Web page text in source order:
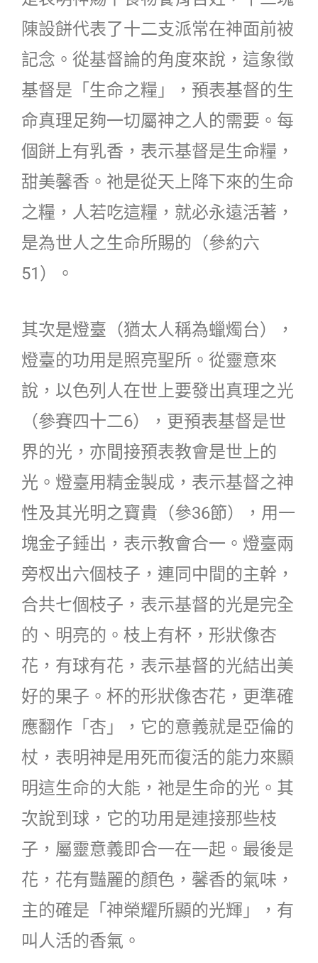
陳設餅代表了十二支派常在神面前被
記念。從基督論的角度來說，這象徵
基督是「生命之糧」，預表基督的生
命真理足夠一切屬神之人的需要。每
個餅上有乳香，表示基督是生命糧，
甜美馨香。祂是從天上降下來的生命
之糧，人若吃這糧，就必永遠活著，
是為世人之生命所賜的（參約六
51）。
其次是燈臺（猶太人稱為蠟燭台），
燈臺的功用是照亮聖所。從靈意來
說，以色列人在世上要發出真理之光
（參賽四十二6），更預表基督是世
界的光，亦間接預表教會是世上的
光。燈臺用精金製成，表示基督之神
性及其光明之寶貴（參36節），用一
塊金子錘出，表示教會合一。燈臺兩
旁杈出六個枝子，連同中間的主幹，
合共七個枝子，表示基督的光是完全
的、明亮的。枝上有杯，形狀像杏
花，有球有花，表示基督的光結出美
好的果子。杯的形狀像杏花，更準確
應翻作「杏」，它的意義就是亞倫的
杖，表明神是用死而復活的能力來顯
明這生命的大能，祂是生命的光。其
次說到球，它的功用是連接那些枝
子，屬靈意義即合一在一起。最後是
花，花有豔麗的顏色，馨香的氣味，
主的確是「神榮耀所顯的光輝」，有
叫人活的香氣。